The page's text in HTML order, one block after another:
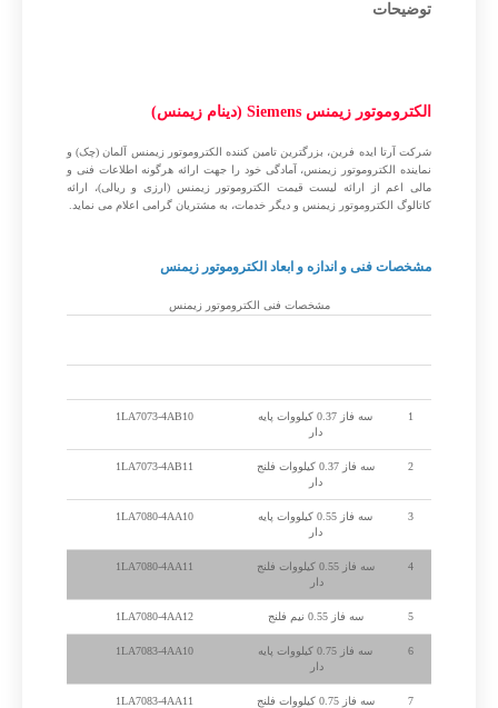
توضیحات
الکتروموتور زیمنس Siemens (دینام زیمنس)
شرکت آرتا ایده فرین، بزرگترین تامین کننده الکتروموتور زیمنس آلمان (چک) و
نماینده الکتروموتور زیمنس، آمادگی خود را جهت ارائه هرگونه اطلاعات فنی و
مالی اعم از ارائه لیست قیمت الکتروموتور زیمنس (ارزی و ریالی)، ارائه
کاتالوگ الکتروموتور زیمنس و دیگر خدمات، به مشتریان گرامی اعلام می نماید.
مشخصات فنی و اندازه و ابعاد الکتروموتور زیمنس
مشخصات فنی الکتروموتور زیمنس
1
سه فاز 0.37 کیلووات پایه
دار
1LA7073-4AB10
2
سه فاز 0.37 کیلووات فلنج
دار
1LA7073-4AB11
3
سه فاز 0.55 کیلووات پایه
دار
1LA7080-4AA10
4
سه فاز 0.55 کیلووات فلنج
دار
1LA7080-4AA11
5 سه فاز 0.55 نیم فلنج 1LA7080-4AA12
6
سه فاز 0.75 کیلووات پایه
دار
1LA7083-4AA10
7
سه فاز 0.75 کیلووات فلنج
1LA7083-4AA11